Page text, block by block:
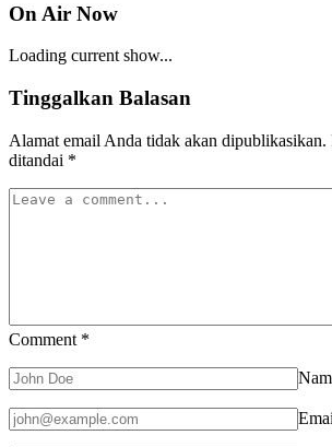
On Air Now
Loading current show...
Tinggalkan Balasan
Alamat email Anda tidak akan dipublikasikan.
ditandai *
Comment *